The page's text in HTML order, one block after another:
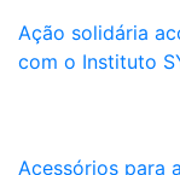
Ação solidária
com o Instituto
Acessórios para